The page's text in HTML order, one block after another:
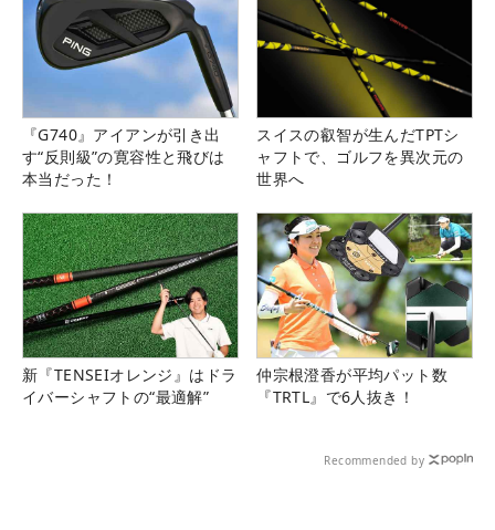
『G740』アイアンが引き出
す“反則級”の寛容性と飛びは
本当だった！
スイスの叡智が生んだTPTシ
ャフトで、ゴルフを異次元の
世界へ
新『TENSEIオレンジ』はドラ
イバーシャフトの“最適解”
仲宗根澄香が平均パット数
『TRTL』で6人抜き！
Recommended by